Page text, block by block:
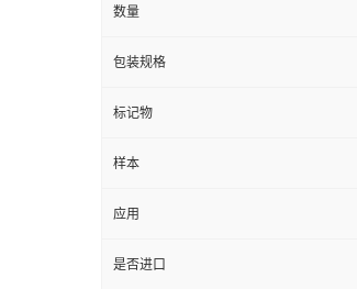
数量
包装规格
标记物
样本
应用
是否进口